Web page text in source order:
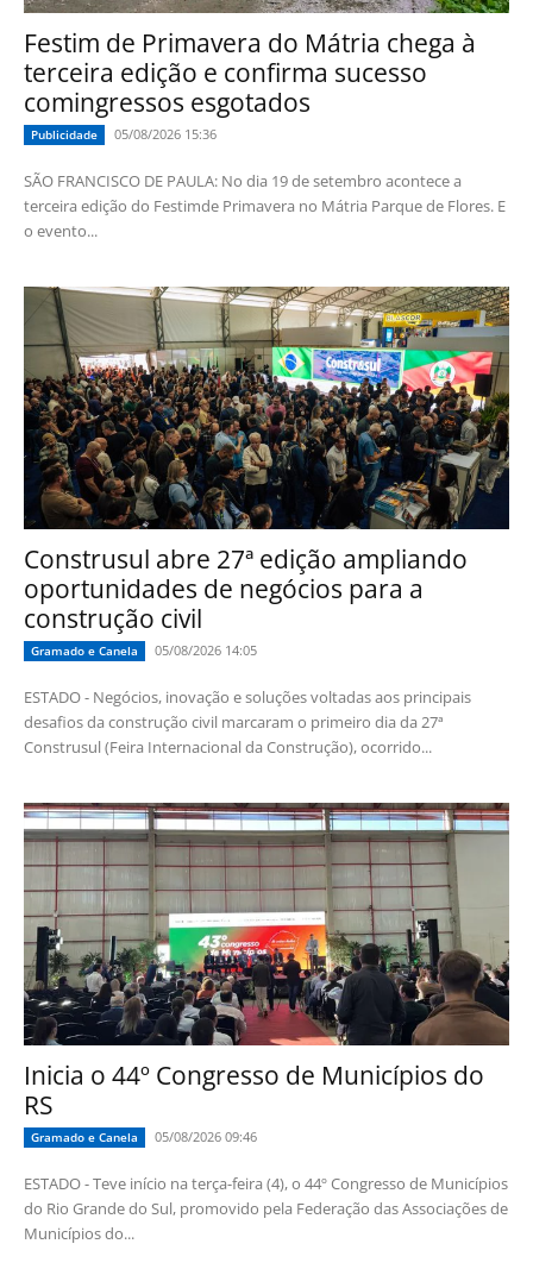
Festim de Primavera do Mátria chega à
terceira edição e confirma sucesso
comingressos esgotados
Publicidade 05/08/2026 15:36
SÃO FRANCISCO DE PAULA: No dia 19 de setembro acontece a
terceira edição do Festimde Primavera no Mátria Parque de Flores. E
o evento...
Construsul abre 27ª edição ampliando
oportunidades de negócios para a
construção civil
Gramado e Canela 05/08/2026 14:05
ESTADO - Negócios, inovação e soluções voltadas aos principais
desafios da construção civil marcaram o primeiro dia da 27ª
Construsul (Feira Internacional da Construção), ocorrido...
Inicia o 44º Congresso de Municípios do
RS
Gramado e Canela 05/08/2026 09:46
ESTADO - Teve início na terça-feira (4), o 44º Congresso de Municípios
do Rio Grande do Sul, promovido pela Federação das Associações de
Municípios do...